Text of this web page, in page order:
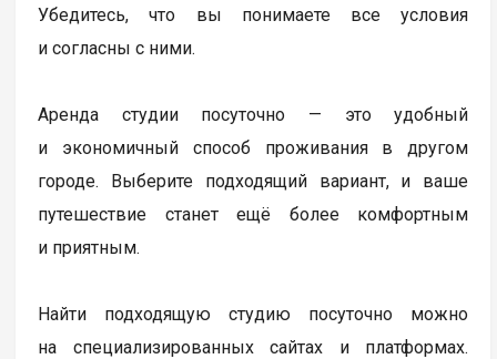
Убедитесь, что вы понимаете все условия
и согласны с ними.
Аренда студии посуточно — это удобный
и экономичный способ проживания в другом
городе. Выберите подходящий вариант, и ваше
путешествие станет ещё более комфортным
и приятным.
Найти подходящую студию посуточно можно
на специализированных сайтах и платформах.